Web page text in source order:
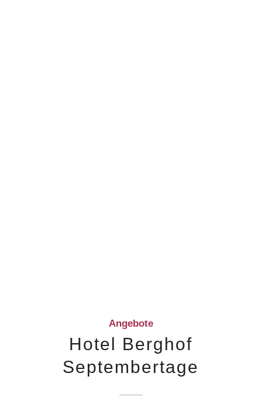
Angebote
Hotel Berghof
Septembertage